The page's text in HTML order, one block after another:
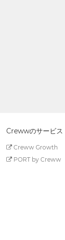
Crewwのサービス
Creww Growth
PORT by Creww